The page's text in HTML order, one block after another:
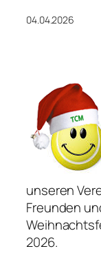
04.04.2026
unseren
Freunden
2026.